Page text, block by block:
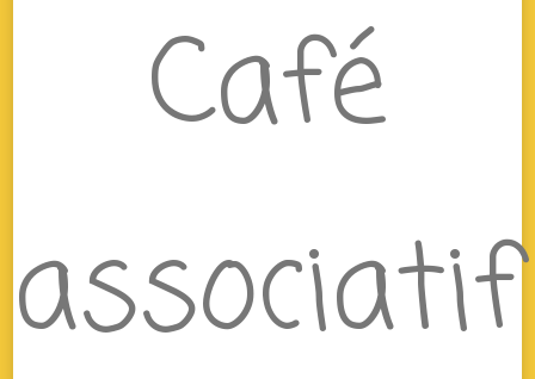
Café
associatif